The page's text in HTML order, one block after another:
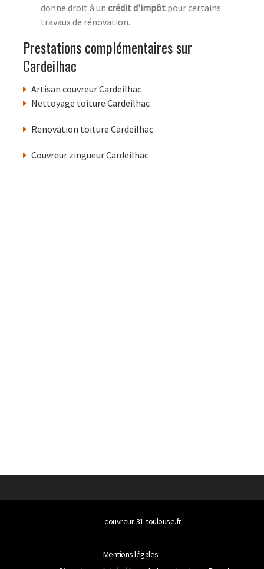
donne droit à un crédit d'impôt pour certains
travaux de rénovation.
Prestations complémentaires sur
Cardeilhac
Artisan couvreur Cardeilhac
Nettoyage toiture Cardeilhac
Renovation toiture Cardeilhac
Couvreur zingueur Cardeilhac
couvreur-31-toulouse.fr
Mentions légales